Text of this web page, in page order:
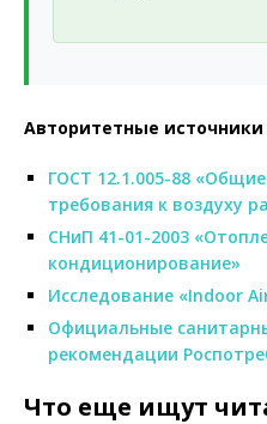
Авторитетные
ГОСТ 12.1.005-88
требования к воздуху
СНиП 41-01-2003
кондиционирование»
Исследование «Indoor
Официальные
рекомендации
Что еще ищут